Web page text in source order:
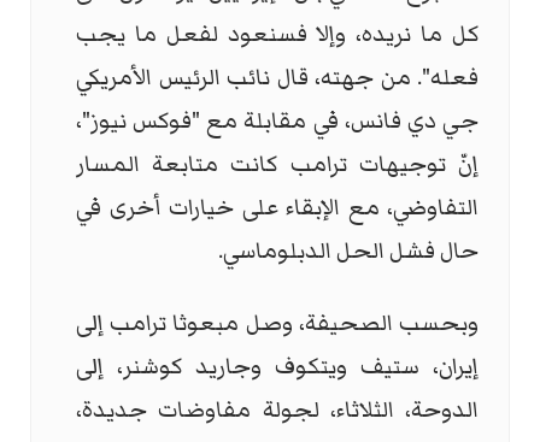
كل ما نريده، وإلا فسنعود لفعل ما يجب
فعله". من جهته، قال نائب الرئيس الأمريكي
جي دي فانس، في مقابلة مع "فوكس نيوز"،
إنّ توجيهات ترامب كانت متابعة المسار
التفاوضي، مع الإبقاء على خيارات أخرى في
حال فشل الحل الدبلوماسي.
وبحسب الصحيفة، وصل مبعوثا ترامب إلى
إيران، ستيف ويتكوف وجاريد كوشنر، إلى
الدوحة، الثلاثاء، لجولة مفاوضات جديدة،